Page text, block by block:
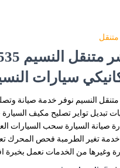
سيارات
النسيم نوفر خدمة صيانة
تبديل تواير تصليح مكيف
صيانة السيارة سحب السيارات
خدمة تغير الطرمبة فحص المحرك
وغيرها من الخدمات نعمل بخبرة